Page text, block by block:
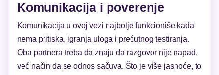
Komunikacija i poverenje
Komunikacija u ovoj vezi najbolje funkcioniše kada
nema pritiska, igranja uloga i prećutnog testiranja.
Oba partnera treba da znaju da razgovor nije napad,
već način da se odnos sačuva. Što je više jasnoće, to